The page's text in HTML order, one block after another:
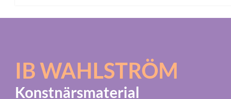
IB WAHLSTRÖM
Konstnärsmaterial